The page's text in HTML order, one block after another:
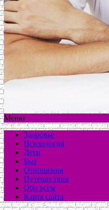
Меню
Здоровье
Психология
Дети
Быт
Отношения
Путешествия
Обо всем
Карта сайта